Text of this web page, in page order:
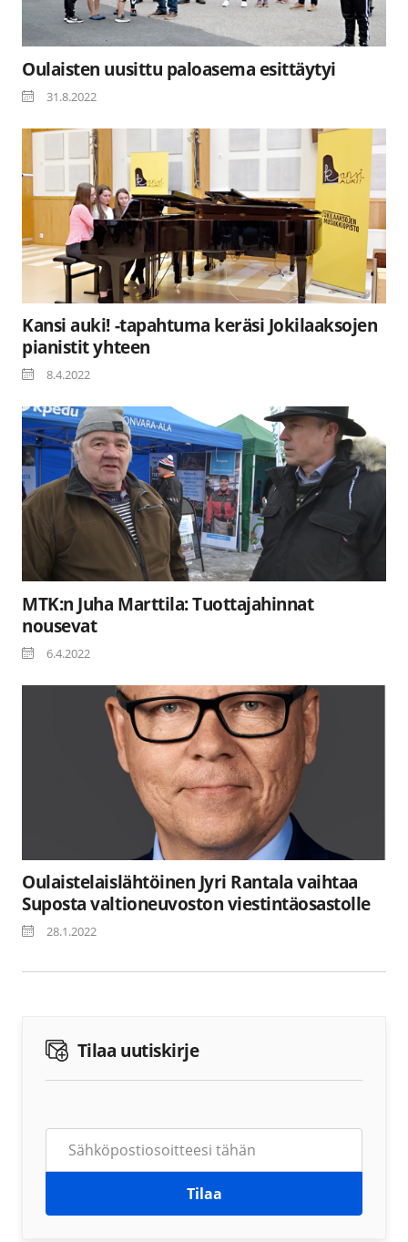
Oulaisten uusittu paloasema esittäytyi
31.8.2022
Kansi auki! -tapahtuma keräsi Jokilaaksojen
pianistit yhteen
8.4.2022
MTK:n Juha Marttila: Tuottajahinnat
nousevat
6.4.2022
Oulaistelaislähtöinen Jyri Rantala vaihtaa
Suposta valtioneuvoston viestintäosastolle
28.1.2022
Tilaa uutiskirje
Tilaa